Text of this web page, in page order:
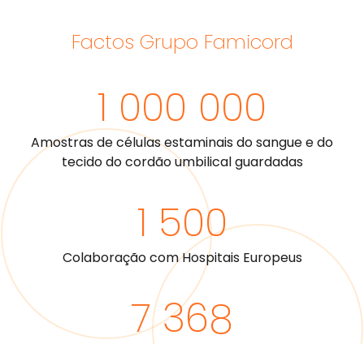
Factos Grupo Famicord
1 000 000
Amostras de células estaminais do sangue e do
tecido do cordão umbilical guardadas
1 500
Colaboração com Hospitais Europeus
7 368